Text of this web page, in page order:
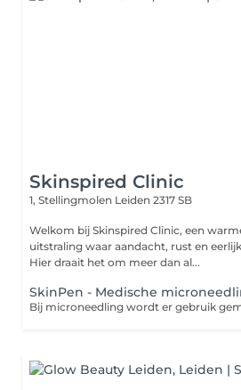
Skinspired Clinic
1, Stellingmolen Leiden 2317 SB
Welkom bij Skinspired Clinic, een
uitstraling waar aandacht, rust en
Hier draait het om meer dan al...
SkinPen - Medische